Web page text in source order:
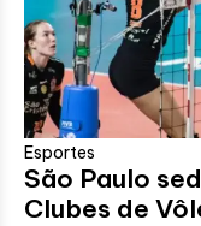
Esportes
São Paulo
Clubes de